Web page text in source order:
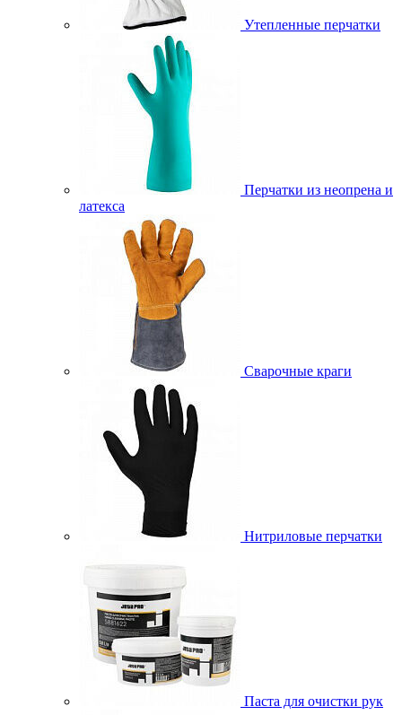
Утепленные перчатки
Перчатки из неопрена и
латекса
Сварочные краги
Нитриловые перчатки
Паста для очистки рук